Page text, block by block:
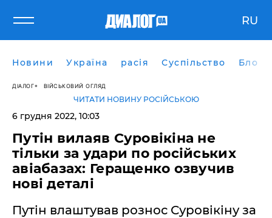
RU
Новини Україна расія Суспільство Блоги
ДІАЛОГ ВІЙСЬКОВИЙ ОГЛЯД
ЧИТАТИ НОВИНУ РОСІЙСЬКОЮ
6 грудня 2022, 10:03
Путін вилаяв Суровікіна не
тільки за удари по російських
авіабазах: Геращенко озвучив
нові деталі
Путін влаштував рознос Суровікіну за